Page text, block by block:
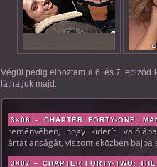
Végül pedig elhoztam a 6. és 7. epizód
láthatjuk majd.
3×06 – CHAPTER FORTY-ONE:
reményében, hogy kideríti
ártatlanságát, viszont eközben bajba
3×07 – CHAPTER FORTY-TWO: